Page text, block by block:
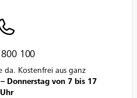
100
da. Kostenfrei aus ganz
Donnerstag von 7 bis 17
Uhr